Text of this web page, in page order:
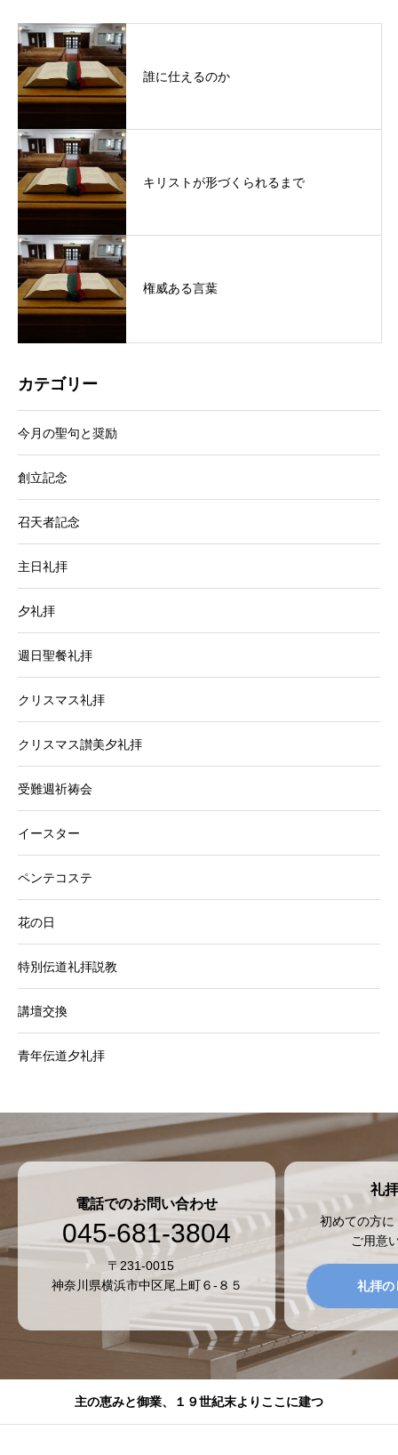
誰に仕えるのか
キリストが形づくられるまで
権威ある言葉
カテゴリー
今月の聖句と奨励
創立記念
召天者記念
主日礼拝
夕礼拝
週日聖餐礼拝
クリスマス礼拝
クリスマス讃美夕礼拝
受難週祈祷会
イースター
ペンテコステ
花の日
特別伝道礼拝説教
講壇交換
青年伝道夕礼拝
電話でのお問い合わせ
045-681-3804
〒231-0015
神奈川県横浜市中区尾上町６-８５
礼
初めての方
ご用意
礼拝の
主の恵みと御業、１９世紀末よりここに建つ